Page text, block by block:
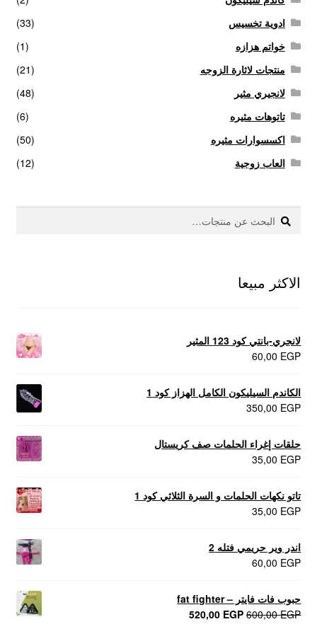
ادوية تخسيس
(33)
خواتم هزازه
(1)
منتجات لاثارة الزوجه
(21)
لانجيري مثير
(48)
تاتوهات مثيره
(6)
اكسسوارات مثيره
(50)
العاب زوجية
(12)
البحث
عن:
بحث
الاكثر مبيعا
لانجري-بانتي كود 123 المثير
60,00 EGP
الكاندم السيليكون الكامل الهزاز كود 1
350,00 EGP
حلقات إغراء الحلمات صف كريستال
35,00 EGP
تاتو نكهات الحلمات و السرة الثلاثي كود 1
35,00 EGP
اندر وير حريمي فتله 2
60,00 EGP
حبوب فات فايتر – fat fighter
600,00EGP
السعر520,00 EGP
السعر